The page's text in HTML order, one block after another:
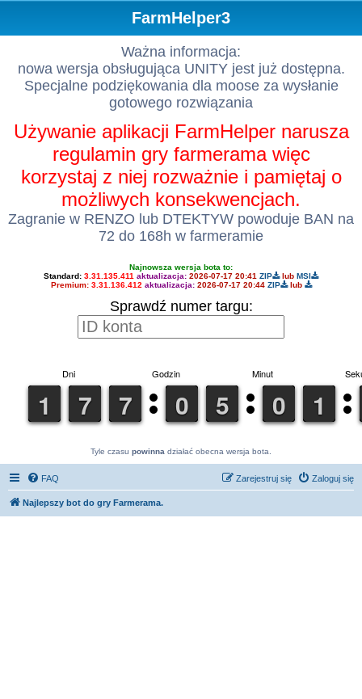
FarmHelper3
Ważna informacja:
nowa wersja obsługująca UNITY jest już dostępna.
Specjalne podziękowania dla moose za wysłanie
gotowego rozwiązania
Używanie aplikacji FarmHelper narusza
regulamin gry farmerama więc
korzystaj z niej rozważnie i pamiętaj o
możliwych konsekwencjach.
Zagranie w RENZO lub DTEKTYW powoduje BAN na
72 do 168h w farmeramie
Najnowsza wersja bota to:
Standard: 3.31.135.411 aktualizacja: 2026-07-17 20:41 ZIP lub MSI
Premium: 3.31.136.412 aktualizacja: 2026-07-17 20:44 ZIP lub
Sprawdź numer targu:
Tyle czasu powinna działać obecna wersja bota.
FAQ Zaloguj się
Zarejestruj się
Najlepszy bot do gry Farmerama.